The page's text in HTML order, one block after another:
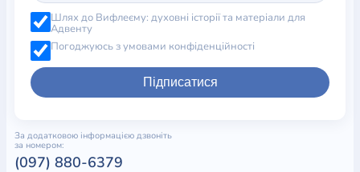
Шлях до Вифлеєму: духовні історії та матеріали для
Адвенту
Погоджуюсь з умовами конфіденційності
Підписатися
За додатковою інформацією дзвоніть
за номером:
(097) 880-6379